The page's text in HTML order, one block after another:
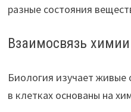
разные состояния
Взаимосвязь
Биология изучает живые
в клетках основаны на